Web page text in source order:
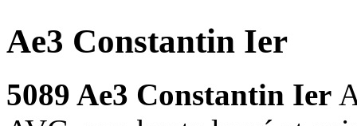
Ae3 Constantin Ier
5089 Ae3 Constantin Ier